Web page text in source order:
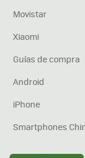
Movistar
Xiaomi
Guías de compra
Android
iPhone
Smartphones